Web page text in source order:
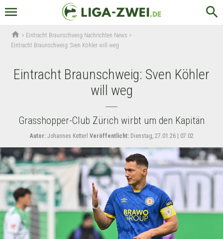
menu search
home > Eintracht Braunschweig Nachrichten News >
Eintracht Braunschweig: Sven Köhler will weg
Eintracht Braunschweig: Sven Köhler
will weg
Grasshopper-Club Zürich wirbt um den Kapitän
Autor:Johannes Ketterl Veröffentlicht:Dienstag, 27.01.26 | 07:02